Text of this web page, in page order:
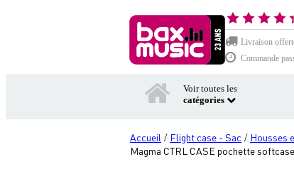
Livraison
Commande
Voir toutes les
catégories
Accueil / Flight case - Sac / Housses
Magma CTRL CASE pochette